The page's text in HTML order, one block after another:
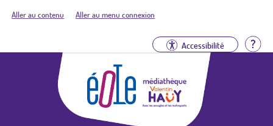
Aller au contenu Aller au menu connexion
Accessibilité